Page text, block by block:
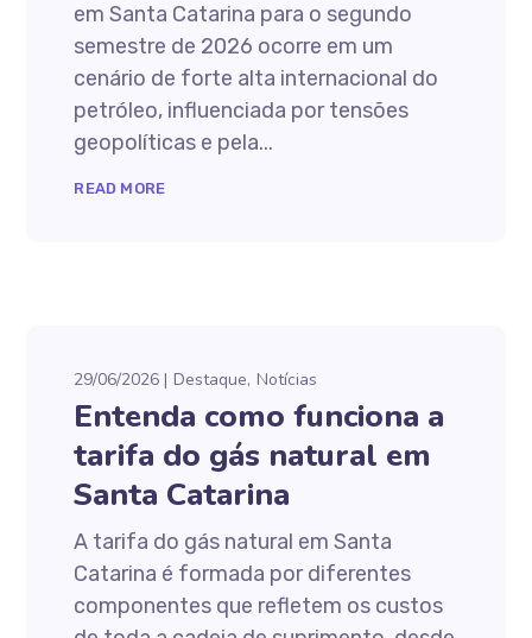
em Santa Catarina para o segundo
semestre de 2026 ocorre em um
cenário de forte alta internacional do
petróleo, influenciada por tensões
geopolíticas e pela...
READ MORE
29/06/2026 Destaque Notícias
Entenda como funciona a
tarifa do gás natural em
Santa Catarina
A tarifa do gás natural em Santa
Catarina é formada por diferentes
componentes que refletem os custos